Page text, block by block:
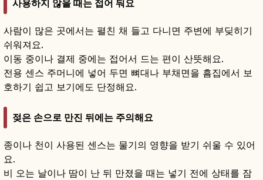
사용하지 않을 때는 접어 둬요
사람이 많은 곳에서는 펼친 채 들고 다니면 주변에 부딪히기
쉬워져요.
이동 중이나 결제 중에는 접어서 드는 편이 산뜻해요.
전용 센스 주머니에 넣어 두면 뼈대나 부채면을 흠집에서 보
호하기 쉽고 보기에도 단정해요.
젖은 손으로 만진 뒤에는 주의해요
종이나 천이 사용된 센스는 물기의 영향을 받기 쉬울 수 있어
요.
비 오는 날이나 땀이 난 뒤 만졌을 때는 넣기 전에 상태를 잠